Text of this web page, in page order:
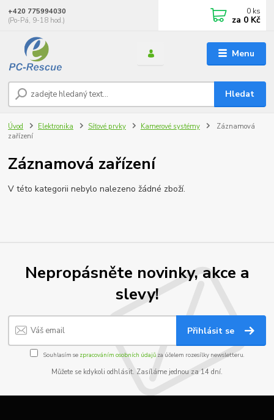
Menu
Hledat
+420 775994030
(Po-Pá, 9-18 hod.)
0 ks
za 0 Kč
Úvod Elektronika Síťové prvky Kamerové systémy
Záznamová
zařízení
Záznamová zařízení
V této kategorii nebylo nalezeno žádné zboží.
Nepropásněte novinky, akce a
slevy!
Přihlásit se
Souhlasím se zpracováním osobních údajůza účelem rozesílky newsletteru.
Můžete se kdykoli odhlásit. Zasíláme jednou za 14 dní.